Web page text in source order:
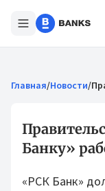
Главная/Новости/
Банку»
«РСК Банк»